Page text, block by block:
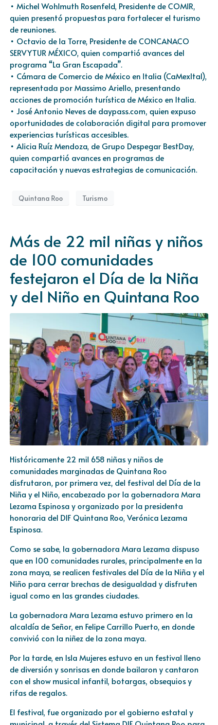
• Michel Wohlmuth Rosenfeld, Presidente de COMIR,
quien presentó propuestas para fortalecer el turismo
de reuniones.
• Octavio de la Torre, Presidente de CONCANACO
SERVYTUR MÉXICO, quien compartió avances del
programa “La Gran Escapada”.
• Cámara de Comercio de México en Italia (CaMexItal),
representada por Massimo Ariello, presentando
acciones de promoción turística de México en Italia.
• José Antonio Neves de daypass.com, quien expuso
oportunidades de colaboración digital para promover
experiencias turísticas accesibles.
• Alicia Ruíz Mendoza, de Grupo Despegar BestDay,
quien compartió avances en programas de
capacitación y nuevas estrategias de comunicación.
Quintana Roo Turismo
Más de 22 mil niñas y niños
de 100 comunidades
festejaron el Día de la Niña
y del Niño en Quintana Roo
Históricamente 22 mil 658 niñas y niños de
comunidades marginadas de Quintana Roo
disfrutaron, por primera vez, del festival del Día de la
Niña y el Niño, encabezado por la gobernadora Mara
Lezama Espinosa y organizado por la presidenta
honoraria del DIF Quintana Roo, Verónica Lezama
Espinosa.
Como se sabe, la gobernadora Mara Lezama dispuso
que en 100 comunidades rurales, principalmente en la
zona maya, se realicen festivales del Día de la Niña y el
Niño para cerrar brechas de desigualdad y disfruten
igual como en las grandes ciudades.
La gobernadora Mara Lezama estuvo primero en la
alcaldía de Señor, en Felipe Carrillo Puerto, en donde
convivió con la niñez de la zona maya.
Por la tarde, en Isla Mujeres estuvo en un festival lleno
de diversión y sonrisas en donde bailaron y cantaron
con el show musical infantil, botargas, obsequios y
rifas de regalos.
El festival, fue organizado por el gobierno estatal y